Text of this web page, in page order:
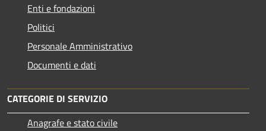
Enti e fondazioni
Politici
Personale Amministrativo
Documenti e dati
CATEGORIE DI SERVIZIO
Anagrafe e stato civile